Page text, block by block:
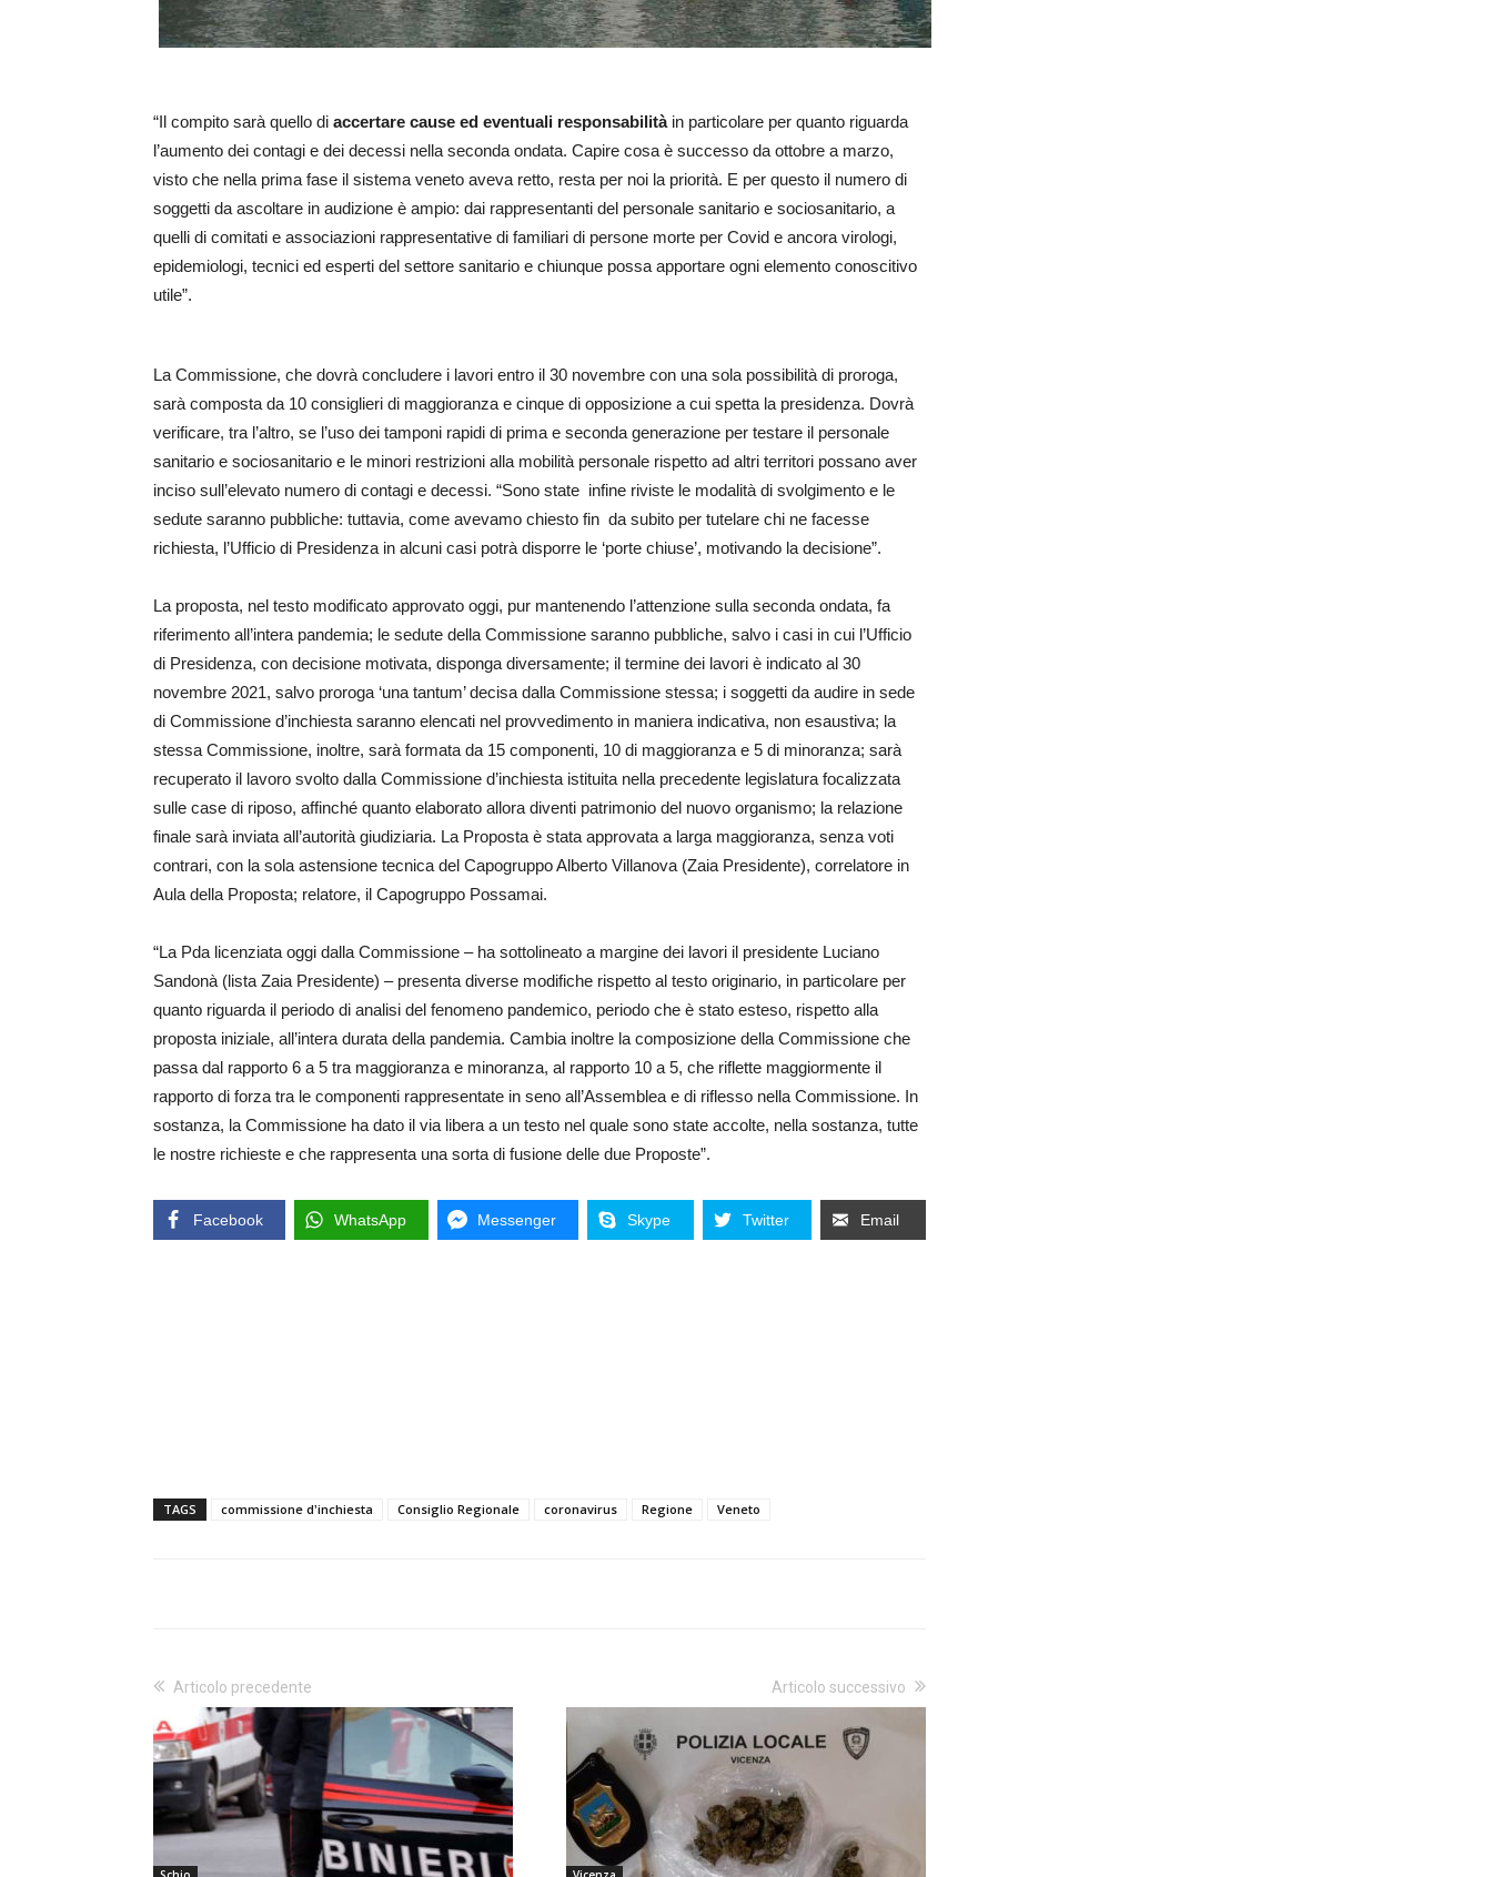
“Il compito sarà quello di accertare cause ed eventuali responsabilitàin particolare per quanto riguarda
l’aumento dei contagi e dei decessi nella seconda ondata. Capire cosa è successo da ottobre a marzo,
visto che nella prima fase il sistema veneto aveva retto, resta per noi la priorità. E per questo il numero di
soggetti da ascoltare in audizione è ampio: dai rappresentanti del personale sanitario e sociosanitario, a
quelli di comitati e associazioni rappresentative di familiari di persone morte per Covid e ancora virologi,
epidemiologi, tecnici ed esperti del settore sanitario e chiunque possa apportare ogni elemento conoscitivo
utile”.
La Commissione, che dovrà concludere i lavori entro il 30 novembre con una sola possibilità di proroga,
sarà composta da 10 consiglieri di maggioranza e cinque di opposizione a cui spetta la presidenza. Dovrà
verificare, tra l’altro, se l’uso dei tamponi rapidi di prima e seconda generazione per testare il personale
sanitario e sociosanitario e le minori restrizioni alla mobilità personale rispetto ad altri territori possano aver
inciso sull’elevato numero di contagi e decessi. “Sono state infine riviste le modalità di svolgimento e le
sedute saranno pubbliche: tuttavia, come avevamo chiesto fin da subito per tutelare chi ne facesse
richiesta, l’Ufficio di Presidenza in alcuni casi potrà disporre le ‘porte chiuse’, motivando la decisione”.
La proposta, nel testo modificato approvato oggi, pur mantenendo l’attenzione sulla seconda ondata, fa
riferimento all’intera pandemia; le sedute della Commissione saranno pubbliche, salvo i casi in cui l’Ufficio
di Presidenza, con decisione motivata, disponga diversamente; il termine dei lavori è indicato al 30
novembre 2021, salvo proroga ‘una tantum’ decisa dalla Commissione stessa; i soggetti da audire in sede
di Commissione d’inchiesta saranno elencati nel provvedimento in maniera indicativa, non esaustiva; la
stessa Commissione, inoltre, sarà formata da 15 componenti, 10 di maggioranza e 5 di minoranza; sarà
recuperato il lavoro svolto dalla Commissione d’inchiesta istituita nella precedente legislatura focalizzata
sulle case di riposo, affinché quanto elaborato allora diventi patrimonio del nuovo organismo; la relazione
finale sarà inviata all’autorità giudiziaria. La Proposta è stata approvata a larga maggioranza, senza voti
contrari, con la sola astensione tecnica del Capogruppo Alberto Villanova (Zaia Presidente), correlatore in
Aula della Proposta; relatore, il Capogruppo Possamai.
“La Pda licenziata oggi dalla Commissione – ha sottolineato a margine dei lavori il presidente Luciano
Sandonà (lista Zaia Presidente) – presenta diverse modifiche rispetto al testo originario, in particolare per
quanto riguarda il periodo di analisi del fenomeno pandemico, periodo che è stato esteso, rispetto alla
proposta iniziale, all’intera durata della pandemia. Cambia inoltre la composizione della Commissione che
passa dal rapporto 6 a 5 tra maggioranza e minoranza, al rapporto 10 a 5, che riflette maggiormente il
rapporto di forza tra le componenti rappresentate in seno all’Assemblea e di riflesso nella Commissione. In
sostanza, la Commissione ha dato il via libera a un testo nel quale sono state accolte, nella sostanza, tutte
le nostre richieste e che rappresenta una sorta di fusione delle due Proposte”.
Facebook WhatsApp Messenger Skype Twitter Email
TAGS commissione d'inchiesta Consiglio Regionale coronavirus Regione Veneto
Articolo precedente Articolo successivo